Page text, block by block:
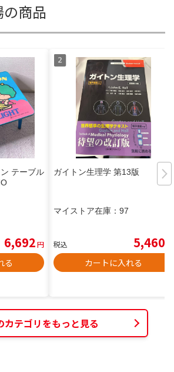
商品
テーブル
6,692円
る
ガイトン生理学 第13版
マイストア在庫： 97
税込 5,460
カートに入れる
カテゴリをもっと見る